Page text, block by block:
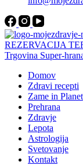
REZERVACIJA
Trgovina Super-
Domov
Zdravi recepti
Zame in Planet
Prehrana
Zdravje
Lepota
Astrologija
Svetovanje
Kontakt